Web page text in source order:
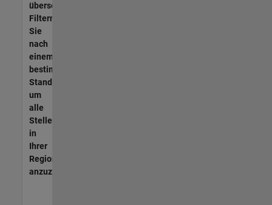
übersetzt.
Filtern
Sie
nach
einem
bestimmten
Standort,
um
alle
Stellenangebote
in
Ihrer
Region
anzuzeigen.